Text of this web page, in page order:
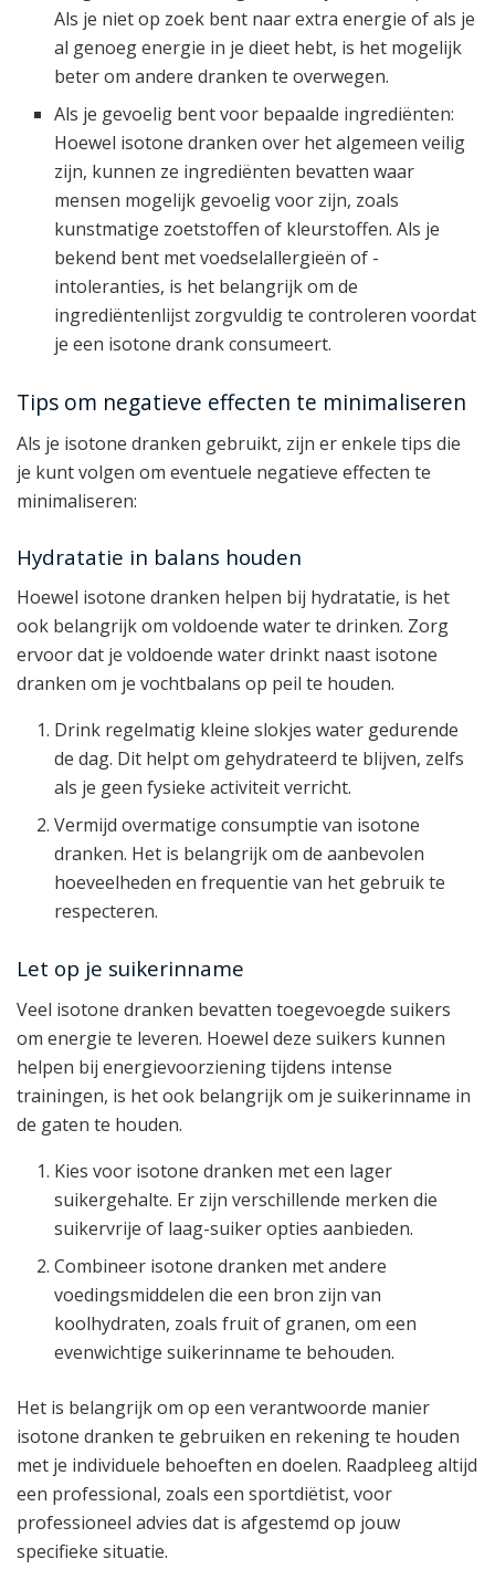
Als je niet op zoek bent naar extra energie of als je
al genoeg energie in je dieet hebt, is het mogelijk
beter om andere dranken te overwegen.
Als je gevoelig bent voor bepaalde ingrediënten:
Hoewel isotone dranken over het algemeen veilig
zijn, kunnen ze ingrediënten bevatten waar
mensen mogelijk gevoelig voor zijn, zoals
kunstmatige zoetstoffen of kleurstoffen. Als je
bekend bent met voedselallergieën of -
intoleranties, is het belangrijk om de
ingrediëntenlijst zorgvuldig te controleren voordat
je een isotone drank consumeert.
Tips om negatieve effecten te minimaliseren
Als je isotone dranken gebruikt, zijn er enkele tips die
je kunt volgen om eventuele negatieve effecten te
minimaliseren:
Hydratatie in balans houden
Hoewel isotone dranken helpen bij hydratatie, is het
ook belangrijk om voldoende water te drinken. Zorg
ervoor dat je voldoende water drinkt naast isotone
dranken om je vochtbalans op peil te houden.
Drink regelmatig kleine slokjes water gedurende
de dag. Dit helpt om gehydrateerd te blijven, zelfs
als je geen fysieke activiteit verricht.
Vermijd overmatige consumptie van isotone
dranken. Het is belangrijk om de aanbevolen
hoeveelheden en frequentie van het gebruik te
respecteren.
Let op je suikerinname
Veel isotone dranken bevatten toegevoegde suikers
om energie te leveren. Hoewel deze suikers kunnen
helpen bij energievoorziening tijdens intense
trainingen, is het ook belangrijk om je suikerinname in
de gaten te houden.
Kies voor isotone dranken met een lager
suikergehalte. Er zijn verschillende merken die
suikervrije of laag-suiker opties aanbieden.
Combineer isotone dranken met andere
voedingsmiddelen die een bron zijn van
koolhydraten, zoals fruit of granen, om een
evenwichtige suikerinname te behouden.
Het is belangrijk om op een verantwoorde manier
isotone dranken te gebruiken en rekening te houden
met je individuele behoeften en doelen. Raadpleeg altijd
een professional, zoals een sportdiëtist, voor
professioneel advies dat is afgestemd op jouw
specifieke situatie.